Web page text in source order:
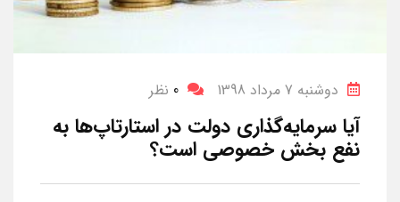
دوشنبه 7 مرداد 1398 0 نظر
آیا سرمایه‌گذاری دولت در استارتاپ‌ها به
نفع بخش خصوصی است؟